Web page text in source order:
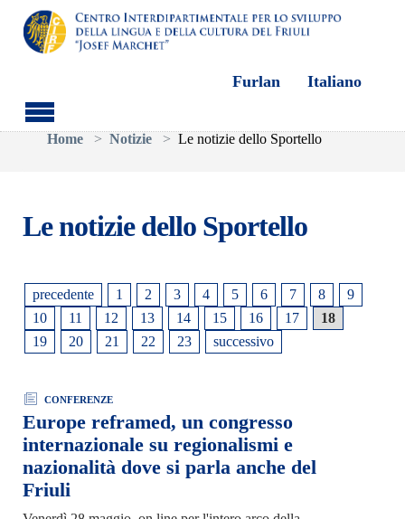
Skip to main content
Furlan Italiano
You are here:
Home
Notizie Le notizie dello Sportello
Le notizie dello Sportello
precedente 1 2 3 4 5 6 7 8
9
10
11 12 13 14 15 16 17
18
19
20 21 22 23 successivo
CONFERENZE
Europe reframed, un congresso
internazionale su regionalismi e
nazionalità dove si parla anche del
Friuli